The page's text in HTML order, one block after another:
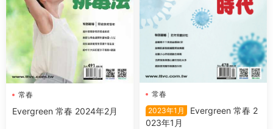
常春
Evergreen 常春 2024年2月
常春
2023年1月
Evergreen 常春 2
023年1月